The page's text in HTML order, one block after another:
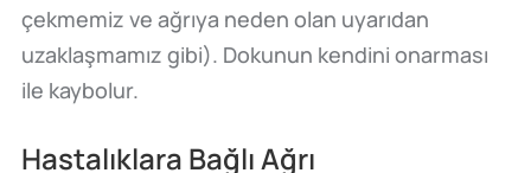
çekmemiz ve ağrıya neden olan uyarıdan
uzaklaşmamız gibi). Dokunun kendini onarması
ile kaybolur.
Hastalıklara Bağlı Ağrı